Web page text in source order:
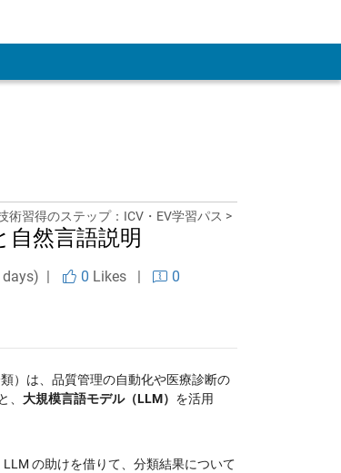
術習得のステップ：ICV・EV学習パス >
然言語説明
days) | 0 Likes|
0
）は、品質管理の自動化や医療診断の
と、 大規模言語モデル（LLM） を活用
の助けを借りて、分類結果について